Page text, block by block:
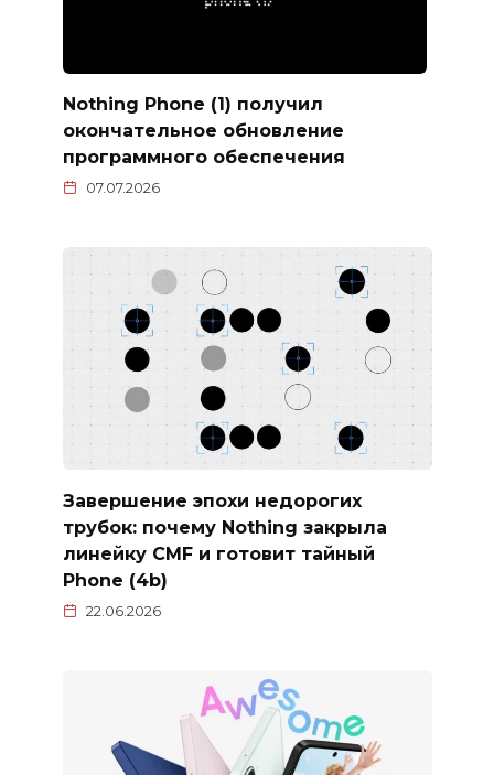
Nothing Phone (1) получил
окончательное обновление
программного обеспечения
07.07.2026
Завершение эпохи недорогих
трубок: почему Nothing закрыла
линейку CMF и готовит тайный
Phone (4b)
22.06.2026